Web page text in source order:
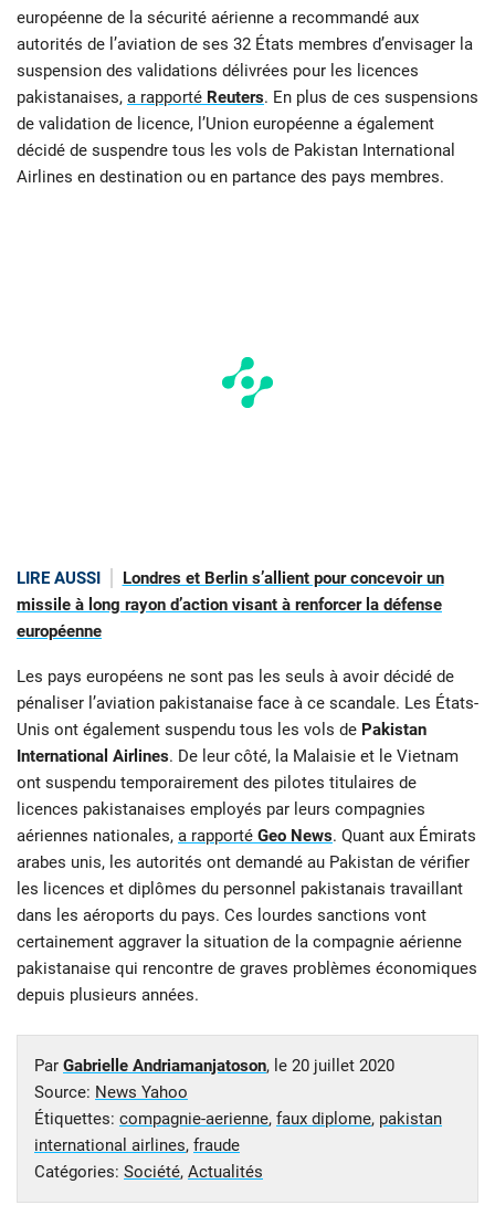
européenne de la sécurité aérienne a recommandé aux
autorités de l’aviation de ses 32 États membres d’envisager la
suspension des validations délivrées pour les licences
pakistanaises, a rapporté Reuters. En plus de ces suspensions
de validation de licence, l’Union européenne a également
décidé de suspendre tous les vols de Pakistan International
Airlines en destination ou en partance des pays membres.
LIRE AUSSI
Londres et Berlin s’allient pour concevoir un
missile à long rayon d’action visant à renforcer la défense
européenne
Les pays européens ne sont pas les seuls à avoir décidé de
pénaliser l’aviation pakistanaise face à ce scandale. Les États-
Unis ont également suspendu tous les vols de Pakistan
International Airlines. De leur côté, la Malaisie et le Vietnam
ont suspendu temporairement des pilotes titulaires de
licences pakistanaises employés par leurs compagnies
aériennes nationales, a rapporté Geo News. Quant aux Émirats
arabes unis, les autorités ont demandé au Pakistan de vérifier
les licences et diplômes du personnel pakistanais travaillant
dans les aéroports du pays. Ces lourdes sanctions vont
certainement aggraver la situation de la compagnie aérienne
pakistanaise qui rencontre de graves problèmes économiques
depuis plusieurs années.
Par Gabrielle Andriamanjatoson, le 20 juillet 2020
Source: News Yahoo
Étiquettes: compagnie-aerienne, faux diplome, pakistan
international airlines, fraude
Catégories: Société, Actualités